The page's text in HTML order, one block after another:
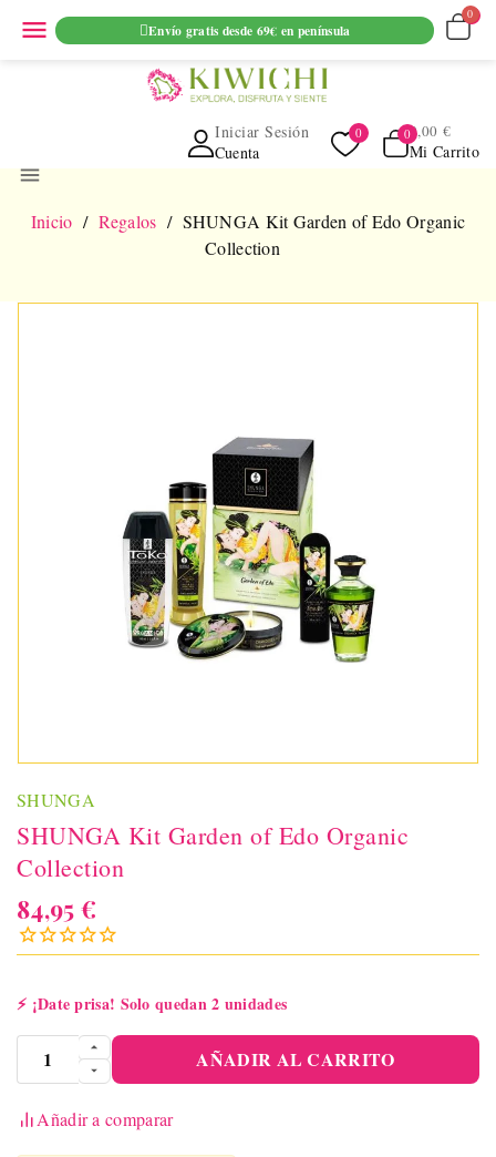
ENVIO GRATUITO EN PEDIDOS SUPERIORES A 69€ EN
PENINSULA
Cuenta
Iniciar Sesión
Mi Carrito
0,00 €
menu
Inicio Regalos
SHUNGA Kit Garden of Edo Organic
Collection
SHUNGA
SHUNGA Kit Garden of Edo Organic
Collection
84,95 €
⚡ ¡Date prisa! Solo quedan 2 unidades
AÑADIR AL CARRITO
Añadir a comparar
menu Envío gratis desde 69€ en península